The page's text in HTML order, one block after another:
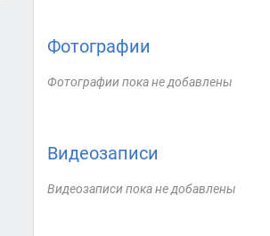
Фотографии
Фотографии пока не добавлены
Видеозаписи
Видеозаписи пока не добавлены